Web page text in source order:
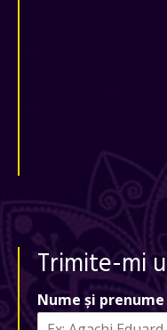
Trimite-mi
Nume și prenume